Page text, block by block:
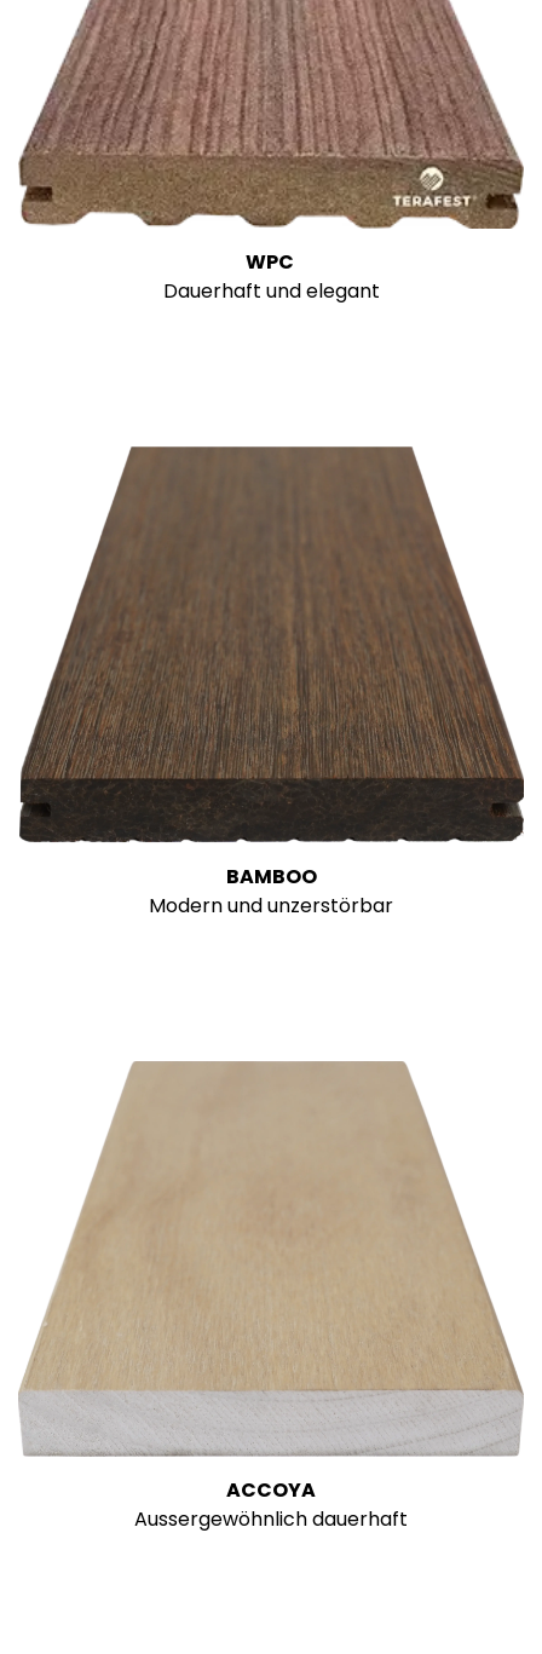
WPC
Dauerhaft und elegant
BAMBOO
Modern und unzerstörbar
ACCOYA
Aussergewöhnlich dauerhaft